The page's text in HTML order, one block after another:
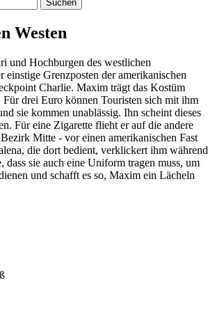
Wes­ten
und Hochburgen des westlichen
einstige Grenzposten der amerikanischen
Charlie. Maxim trägt das Kostüm
drei Euro können Touristen sich mit ihm
sie kommen unablässig. Ihn scheint dieses
Für eine Zigarette flieht er auf die andere
Mitte - vor einen amerikanischen Fast
die dort bedient, verklickert ihm während
dass sie auch eine Uniform tragen muss, um
und schafft es so, Maxim ein Lächeln